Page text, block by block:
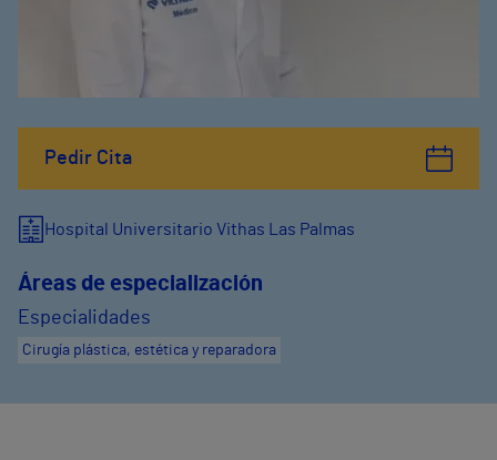
Pedir Cita
Hospital Universitario Vithas Las Palmas
Áreas de especialización
Especialidades
Cirugía plástica, estética y reparadora